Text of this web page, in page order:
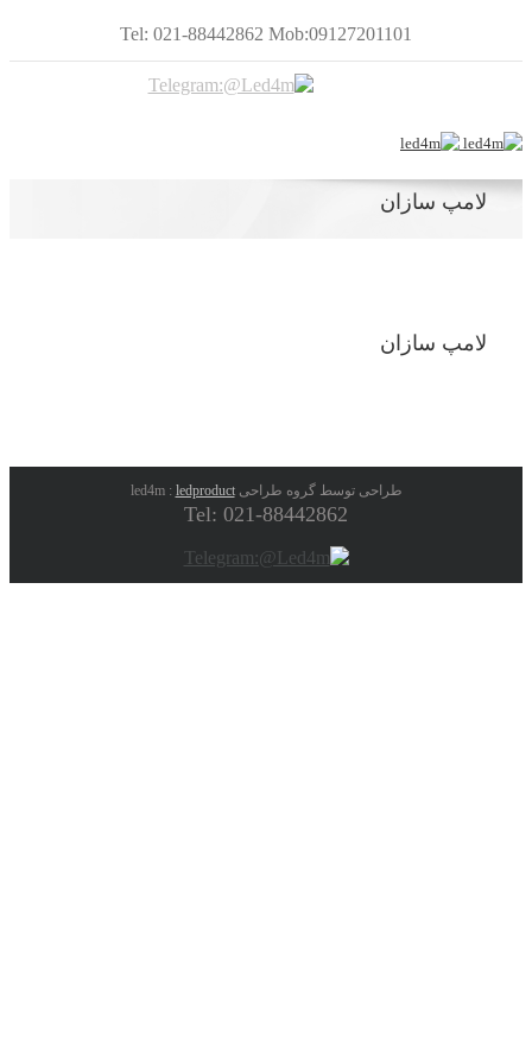
Tel: 021-88442862 Mob:09127201101
لامپ سازان
لامپ سازان
طراحی توسط گروه طراحی led4m :ledproduct
Tel: 021-88442862